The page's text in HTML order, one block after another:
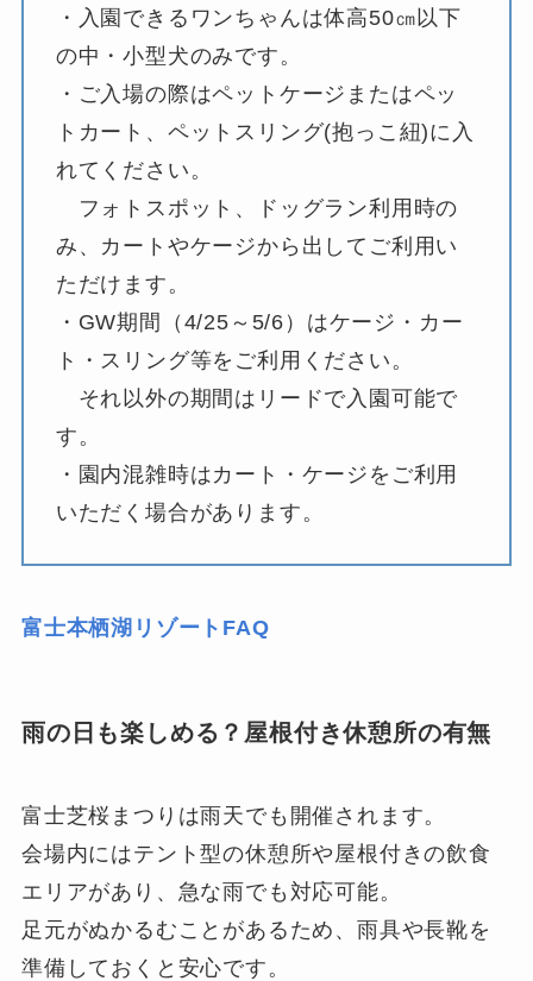
・入園できるワンちゃんは体高50㎝以下
の中・小型犬のみです。
・ご入場の際はペットケージまたはペッ
トカート、ペットスリング(抱っこ紐)に入
れてください。
フォトスポット、ドッグラン利用時の
み、カートやケージから出してご利用い
ただけます。
・GW期間（4/25～5/6）はケージ・カー
ト・スリング等をご利用ください。
それ以外の期間はリードで入園可能で
す。
・園内混雑時はカート・ケージをご利用
いただく場合があります。
富士本栖湖リゾートFAQ
雨の日も楽しめる？屋根付き休憩所の有無
富士芝桜まつりは雨天でも開催されます。
会場内にはテント型の休憩所や屋根付きの飲食
エリアがあり、急な雨でも対応可能。
足元がぬかるむことがあるため、雨具や長靴を
準備しておくと安心です。